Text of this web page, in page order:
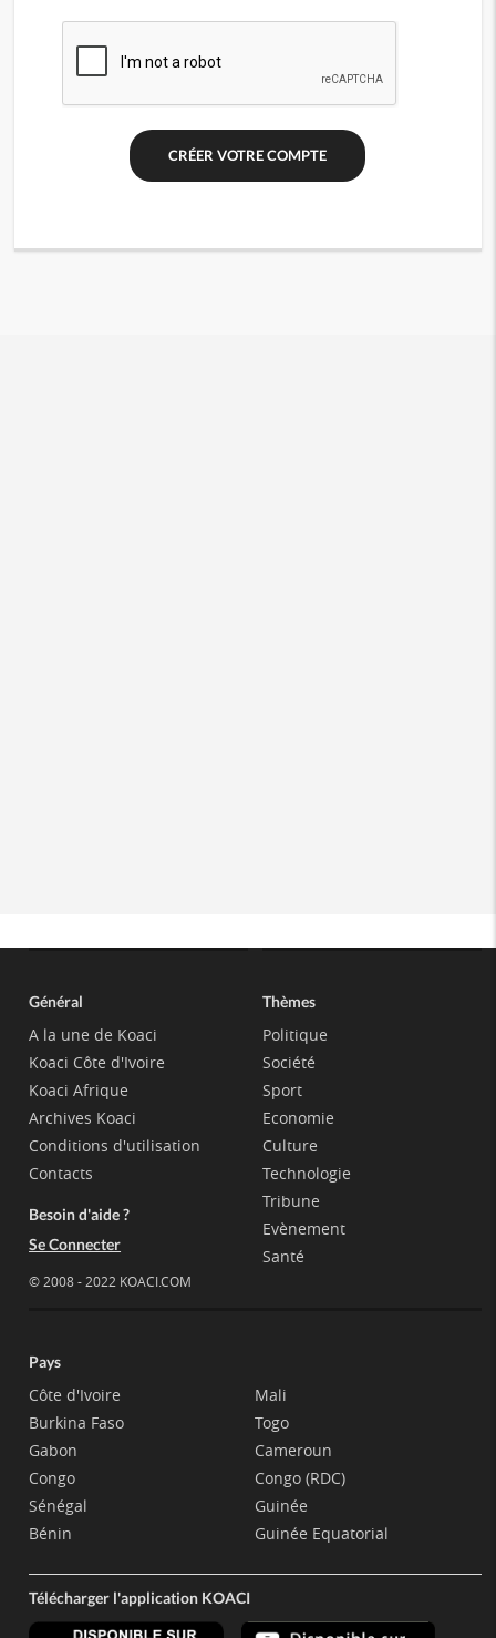
Général
A la une de Koaci
Koaci Côte d'Ivoire
Koaci Afrique
Archives Koaci
Conditions d'utilisation
Contacts
Besoin d'aide ?
Se Connecter
© 2008 - 2022 KOACI.COM
Thèmes
Politique
Société
Sport
Economie
Culture
Technologie
Tribune
Evènement
Santé
Pays
Côte d'Ivoire
Burkina Faso
Gabon
Congo
Sénégal
Bénin
Mali
Togo
Cameroun
Congo (RDC)
Guinée
Guinée Equatorial
Télécharger l'application KOACI